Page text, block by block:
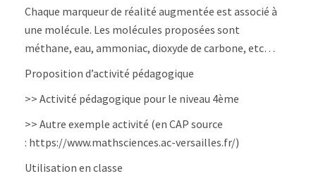
Chaque marqueur de réalité augmentée est associé à
une molécule. Les molécules proposées sont
méthane, eau, ammoniac, dioxyde de carbone, etc…
Proposition d’activité pédagogique
>> Activité pédagogique pour le niveau 4ème
>> Autre exemple activité (en CAP source
: https://www.mathsciences.ac-versailles.fr/)
Utilisation en classe